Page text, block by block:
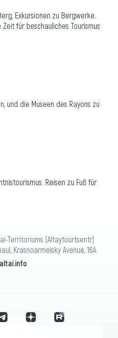
Exkursionen zu Bergwerke.
für beschauliches Tourismus
und die Museen des Rayons zu
Reisen zu Fuß für
Territoriums (Altaytourtsentr)
Krasnoarmeisky Avenue, 16A